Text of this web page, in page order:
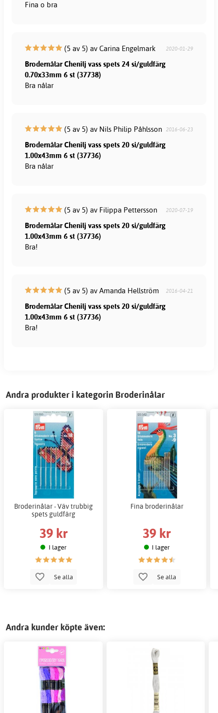
Fina o bra
(5 av 5) av Carina Engelmark 2020-01-29
Brodernålar Chenilj vass spets 24 si/guldfärg
0.70x33mm 6 st (37738)
Bra nålar
(5 av 5) av Nils Philip Påhlsson 2016-06-23
Brodernålar Chenilj vass spets 20 si/guldfärg
1.00x43mm 6 st (37736)
Bra nålar
(5 av 5) av Filippa Pettersson 2020-07-19
Brodernålar Chenilj vass spets 20 si/guldfärg
1.00x43mm 6 st (37736)
Bra!
(5 av 5) av Amanda Hellström 2016-04-21
Brodernålar Chenilj vass spets 20 si/guldfärg
1.00x43mm 6 st (37736)
Bra!
Andra produkter i kategorin Broderinålar
Broderinålar - Väv trubbig
spets guldfärg
39 kr
I lager
Se alla
Fina broderinålar
39 kr
I lager
Se alla
Andra kunder köpte även: